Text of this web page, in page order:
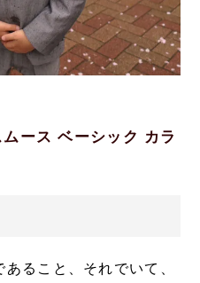
ース ベーシック カラ
ること、それでいて、